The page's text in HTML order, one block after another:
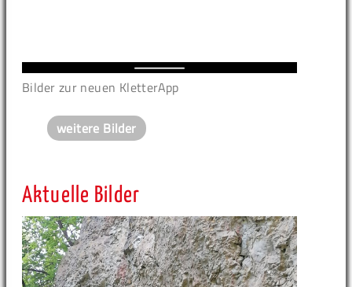
Bilder zur neuen KletterApp
weitere Bilder
Aktuelle Bilder